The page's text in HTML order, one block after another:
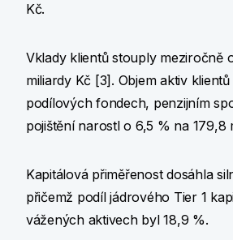
Kč.
Vklady klientů stouply meziročně
miliardy Kč [3]. Objem aktiv
podílových fondech, penzijním
pojištění narostl o 6,5 % na 179,8
Kapitálová přiměřenost dosáhla
přičemž podíl jádrového Tier 1
vážených aktivech byl 18,9 %.